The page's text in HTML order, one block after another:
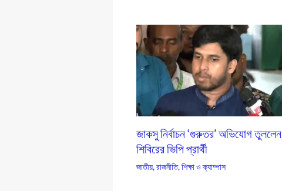
জাকসু নির্বাচন ‘গুরুতর’ অভিযোগ তুললেন
শিবিরের ভিপি প্রার্থী
জাতীয়,রাজনীতি,শিক্ষা ও ক্যাম্পাস